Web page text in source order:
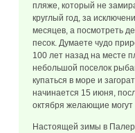
пляже, который не
круглый год, за
месяцев, а посмотреть
песок. Думаете чудо
100 лет назад на месте
небольшой поселок
купаться в море и
начинается 15 июня,
октября желающие
Настоящей зимы в